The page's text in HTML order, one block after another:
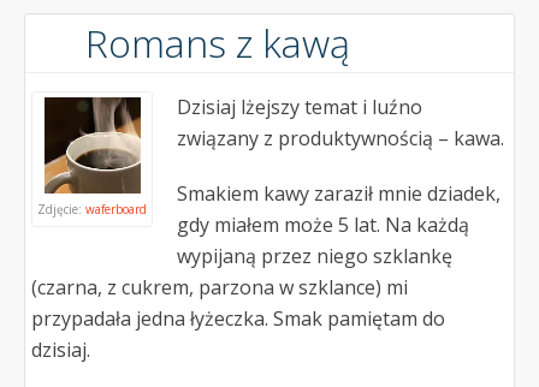
Romans z kawą
Zdjęcie: waferboard
Dzisiaj lżejszy temat i luźno
związany z produktywnością – kawa.
Smakiem kawy zaraził mnie dziadek,
gdy miałem może 5 lat. Na każdą
wypijaną przez niego szklankę
(czarna, z cukrem, parzona w szklance) mi
przypadała jedna łyżeczka. Smak pamiętam do
dzisiaj.